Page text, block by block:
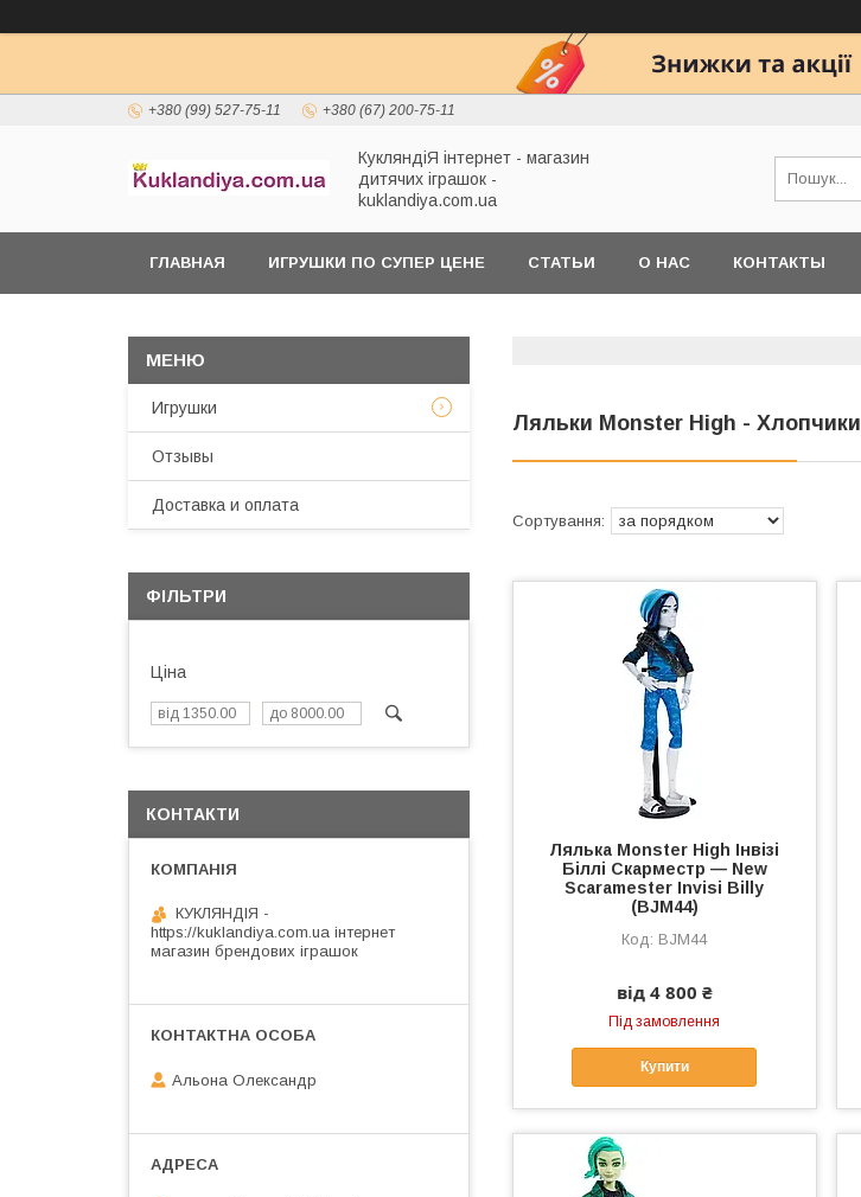
+380 (99) 527-75-11 +380 (67) 200-75-11
КукляндіЯ інтернет - магазин
дитячих іграшок -
kuklandiya.com.ua
ГЛАВНАЯ ИГРУШКИ ПО СУПЕР ЦЕНЕ СТАТЬИ О НАС КОНТАКТЫ
Ляльки Monster High - Хлопчики
Лялька Monster High Інвізі
Біллі Скарместр — New
Scaramester Invisi Billy
(BJM44)
BJM44
від 4 800 ₴
Під замовлення
Купити
Игрушки
Отзывы
Доставка и оплата
ФІЛЬТРИ
Ціна
КОНТАКТИ
КУКЛЯНДІЯ -
https://kuklandiya.com.ua інтернет
магазин брендових іграшок
Альона Олександр